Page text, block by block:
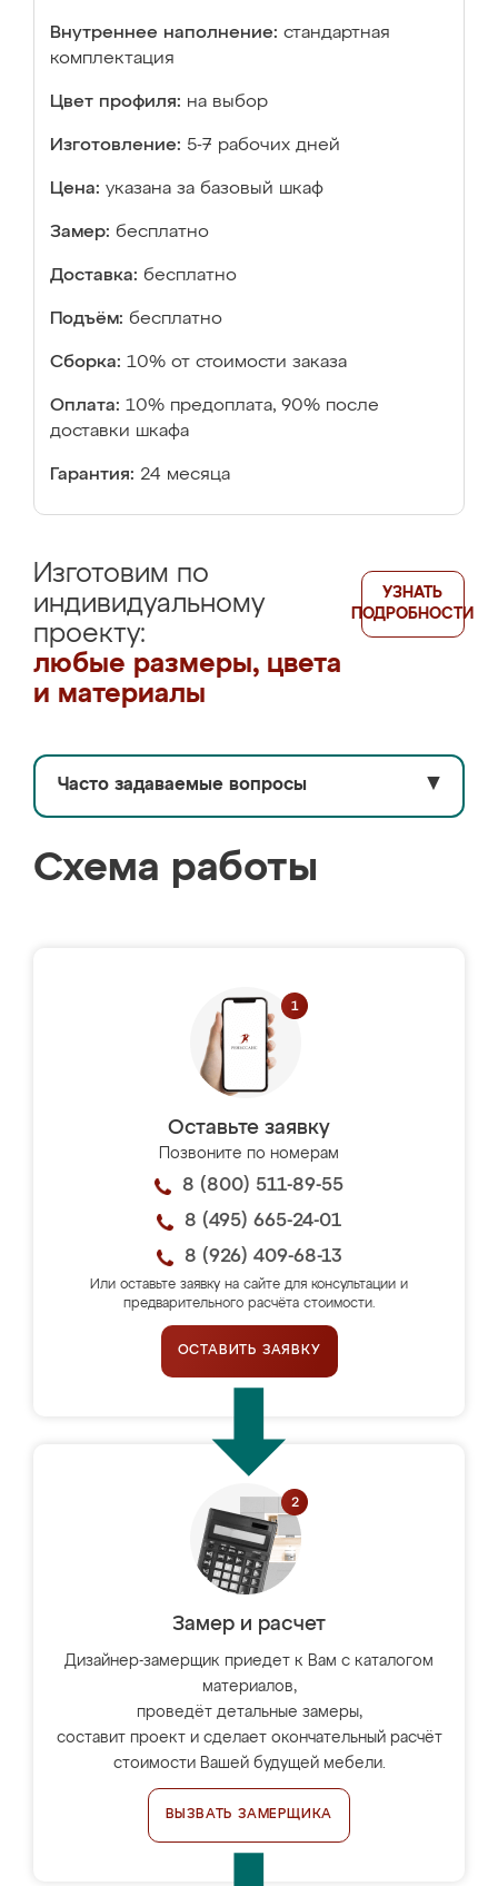
Внутреннее наполнение: стандартная
комплектация
Цвет профиля: на выбор
Изготовление: 5-7 рабочих дней
Цена: указана за базовый шкаф
Замер: бесплатно
Доставка: бесплатно
Подъём: бесплатно
Сборка: 10% от стоимости заказа
Оплата: 10% предоплата, 90% после
доставки шкафа
Гарантия: 24 месяца
Изготовим по
индивидуальному
проекту:
любые размеры, цвета
и материалы
УЗНАТЬ
ПОДРОБНОСТИ
Часто задаваемые вопросы ▼
Схема работы
Оставьте заявку
Позвоните по номерам
8 (800) 511-89-55
8 (495) 665-24-01
8 (926) 409-68-13
Или оставьте заявку на сайте для консультации и
предварительного расчёта стоимости.
ОСТАВИТЬ ЗАЯВКУ
Замер и расчет
Дизайнер-замерщик приедет к Вам с каталогом
материалов,
проведёт детальные замеры,
составит проект и сделает окончательный расчёт
стоимости Вашей будущей мебели.
ВЫЗВАТЬ ЗАМЕРЩИКА